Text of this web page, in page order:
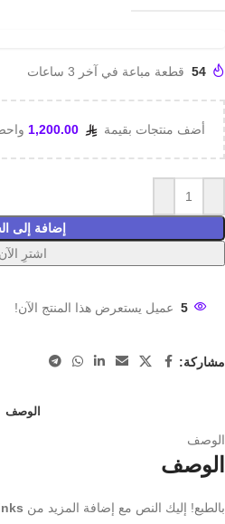
54 قطعة مباعة في آخر 3 ساعات
أضف منتجات بقيمة 1,200.00
إضافة إلى
اشترِ الآن
5 عميل يستعرض هذا المنتج الآن!
مشاركة:
الوصف
الوصف
الوصف
بالطبع! إليك النص مع إضافة المزيد من